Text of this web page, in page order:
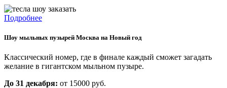
Подробнее
Шоу мыльных пузырей Москва на Новый год
Классический номер, где в финале каждый сможет загадать
желание в гигантском мыльном пузыре.
До 31 декабря: от 15000 руб.